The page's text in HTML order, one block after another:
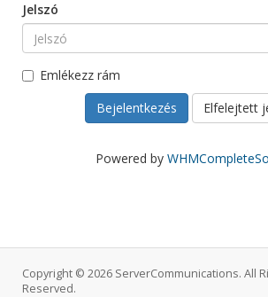
Jelszó
Emlékezz rám
Elfelejtett
Powered by
Copyright © 2026 ServerCommunications. All
Reserved.